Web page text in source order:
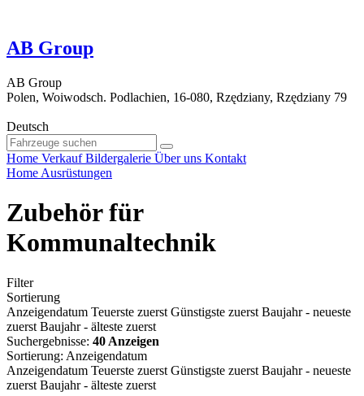
AB Group
AB Group
Polen, Woiwodsch. Podlachien, 16-080, Rzędziany, Rzędziany 79
Deutsch
Home Verkauf Bildergalerie Über uns Kontakt
Home Ausrüstungen
Zubehör für
Kommunaltechnik
Filter
Sortierung
Anzeigendatum Teuerste zuerst Günstigste zuerst Baujahr - neueste
zuerst Baujahr - älteste zuerst
Suchergebnisse: 40 Anzeigen
Sortierung: Anzeigendatum
Anzeigendatum Teuerste zuerst Günstigste zuerst Baujahr - neueste
zuerst Baujahr - älteste zuerst